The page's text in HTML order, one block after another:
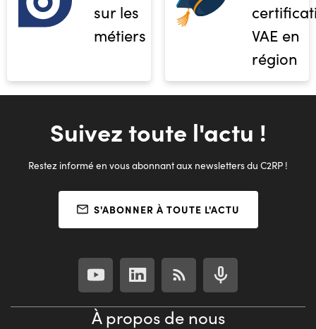
sur les
métiers
VAE en
région
Suivez toute l'actu !
Restez informé en vous abonnant aux newsletters du C2RP !
S'ABONNER À TOUTE L'ACTU
À propos de nous